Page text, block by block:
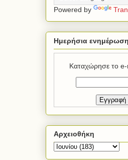
Powered by
Ημερήσια
Καταχώρησε το
Αρχειοθήκη